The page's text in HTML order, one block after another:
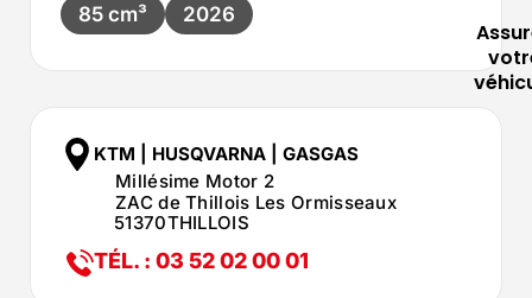
85 cm³ 2026
KTM | HUSQVARNA | GASGAS
Millésime Motor 2
ZAC de Thillois Les Ormisseaux
51370THILLOIS
TÉL. : 03 52 02 00 01